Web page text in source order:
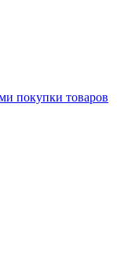
покупки товаров